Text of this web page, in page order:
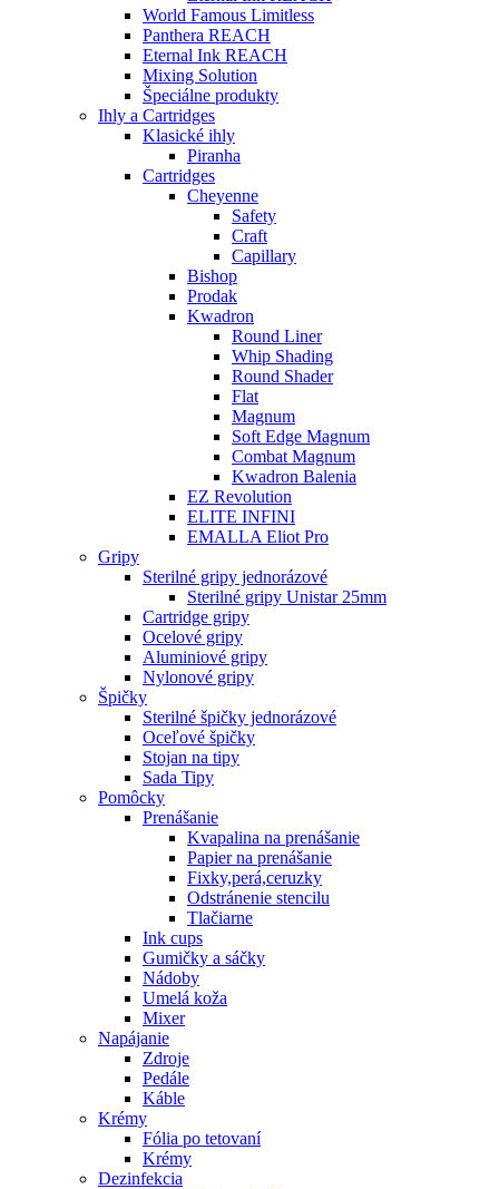
World Famous Limitless
Panthera REACH
Eternal Ink REACH
Mixing Solution
Špeciálne produkty
Ihly a Cartridges
Klasické ihly
Piranha
Cartridges
Cheyenne
Safety
Craft
Capillary
Bishop
Prodak
Kwadron
Round Liner
Whip Shading
Round Shader
Flat
Magnum
Soft Edge Magnum
Combat Magnum
Kwadron Balenia
EZ Revolution
ELITE INFINI
EMALLA Eliot Pro
Gripy
Sterilné gripy jednorázové
Sterilné gripy Unistar 25mm
Cartridge gripy
Ocelové gripy
Aluminiové gripy
Nylonové gripy
Špičky
Sterilné špičky jednorázové
Oceľové špičky
Stojan na tipy
Sada Tipy
Pomôcky
Prenášanie
Kvapalina na prenášanie
Papier na prenášanie
Fixky,perá,ceruzky
Odstránenie stencilu
Tlačiarne
Ink cups
Gumičky a sáčky
Nádoby
Umelá koža
Mixer
Napájanie
Zdroje
Pedále
Káble
Krémy
Fólia po tetovaní
Krémy
Dezinfekcia